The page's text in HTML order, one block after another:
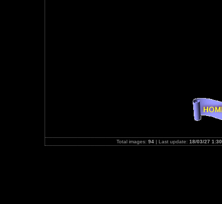
Total images: 94| Last update: 18/03/27 1:30